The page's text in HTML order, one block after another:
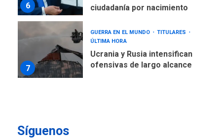
GUERRA EN EL MUNDO
TITULARES
Ucrania y Rusia intensifican
ofensivas de largo alcance
NACIONALES
TITULARES
Síguenos